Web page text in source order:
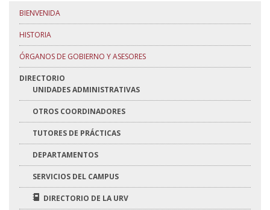
BUZÓN
INTRANET
BIENVENIDA
HISTORIA
ÓRGANOS DE GOBIERNO Y ASESORES
DIRECTORIO
UNIDADES ADMINISTRATIVAS
OTROS COORDINADORES
TUTORES DE PRÁCTICAS
DEPARTAMENTOS
SERVICIOS DEL CAMPUS
DIRECTORIO DE LA URV